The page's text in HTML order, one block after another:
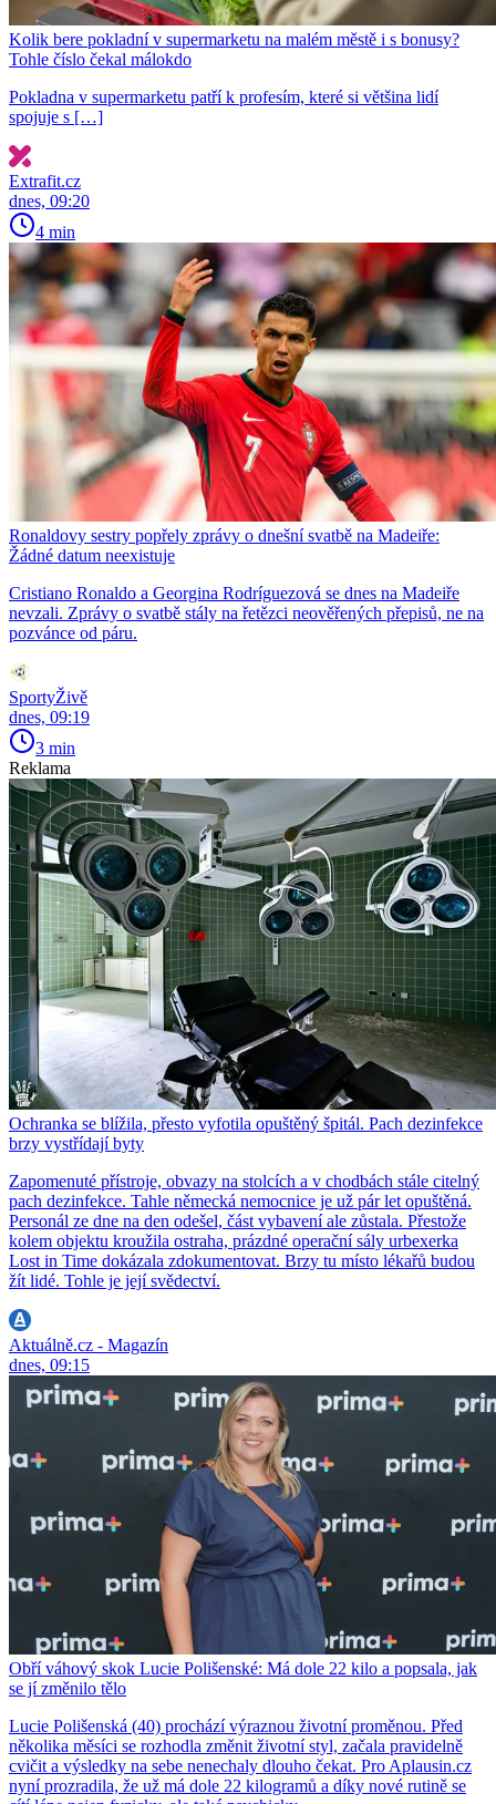
Kolik bere pokladní v supermarketu na malém městě i s bonusy?
Tohle číslo čekal málokdo
Pokladna v supermarketu patří k profesím, které si většina lidí
spojuje s […]
Extrafit.cz
dnes, 09:20
4 min
Ronaldovy sestry popřely zprávy o dnešní svatbě na Madeiře:
Žádné datum neexistuje
Cristiano Ronaldo a Georgina Rodríguezová se dnes na Madeiře
nevzali. Zprávy o svatbě stály na řetězci neověřených přepisů, ne na
pozvánce od páru.
SportyŽivě
dnes, 09:19
3 min
Reklama
Ochranka se blížila, přesto vyfotila opuštěný špitál. Pach dezinfekce
brzy vystřídají byty
Zapomenuté přístroje, obvazy na stolcích a v chodbách stále citelný
pach dezinfekce. Tahle německá nemocnice je už pár let opuštěná.
Personál ze dne na den odešel, část vybavení ale zůstala. Přestože
kolem objektu kroužila ostraha, prázdné operační sály urbexerka
Lost in Time dokázala zdokumentovat. Brzy tu místo lékařů budou
žít lidé. Tohle je její svědectví.
Aktuálně.cz - Magazín
dnes, 09:15
Obří váhový skok Lucie Polišenské: Má dole 22 kilo a popsala, jak
se jí změnilo tělo
Lucie Polišenská (40) prochází výraznou životní proměnou. Před
několika měsíci se rozhodla změnit životní styl, začala pravidelně
cvičit a výsledky na sebe nenechaly dlouho čekat. Pro Aplausin.cz
nyní prozradila, že už má dole 22 kilogramů a díky nové rutině se